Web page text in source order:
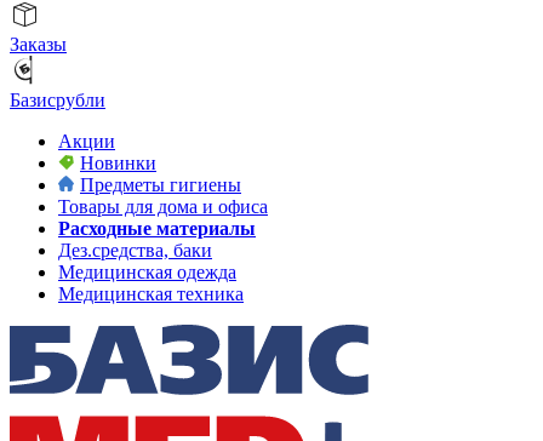
Заказы
Базисрубли
Акции
Новинки
Предметы гигиены
Товары для дома и офиса
Расходные материалы
Дез.средства, баки
Медицинская одежда
Медицинская техника